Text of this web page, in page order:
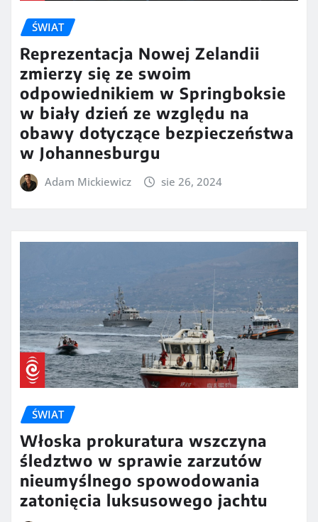
ŚWIAT
Reprezentacja Nowej Zelandii
zmierzy się ze swoim
odpowiednikiem w Springboksie
w biały dzień ze względu na
obawy dotyczące bezpieczeństwa
w Johannesburgu
Adam Mickiewicz sie 26, 2024
ŚWIAT
Włoska prokuratura wszczyna
śledztwo w sprawie zarzutów
nieumyślnego spowodowania
zatonięcia luksusowego jachtu